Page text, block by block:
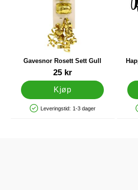
Gavesnor Rosett Sett Gull
Varenummer 32663
25 kr
Kjøp
Produkttilgjengelighet: På lager
Leveringstid: 1-3 dager